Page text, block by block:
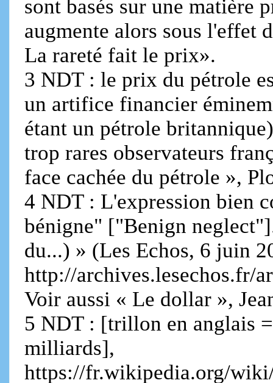
sont basés sur une matière
augmente alors sous l'effet
La rareté fait le prix».
3 NDT : le prix du pétrole
un artifice financier
étant un pétrole
trop rares observateurs
face cachée du pétrole »,
4 NDT : L'expression bien
bénigne" ["Benign
du...) » (Les Echos, 6 juin
http://archives.lesechos.fr/
Voir aussi « Le dollar »,
5 NDT : [trillon en anglais
milliards],
https://fr.wikipedia.org/